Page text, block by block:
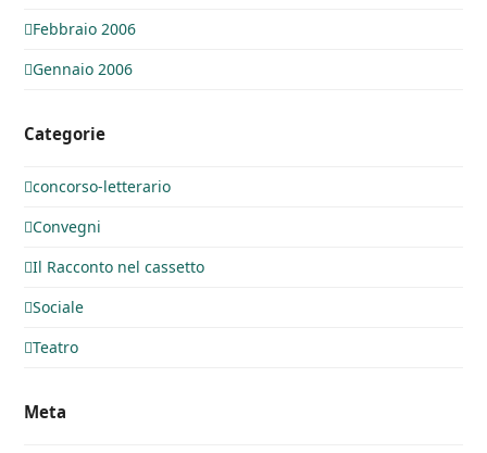
Febbraio 2006
Gennaio 2006
Categorie
concorso-letterario
Convegni
Il Racconto nel cassetto
Sociale
Teatro
Meta